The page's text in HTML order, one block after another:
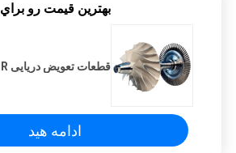
بهترين قيمت رو براي
قطعات تعویض دریایی T- T-TCR
ادامه هید